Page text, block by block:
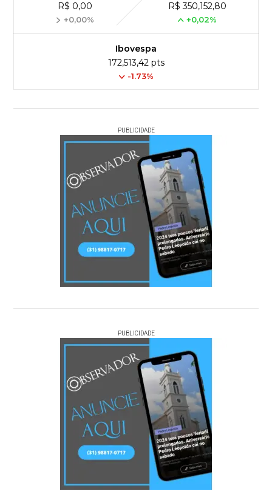
R$ 0,00
+0,00%
R$ 350,152,80
+0,02%
Ibovespa
172,513,42 pts
-1.73%
PUBLICIDADE
PUBLICIDADE